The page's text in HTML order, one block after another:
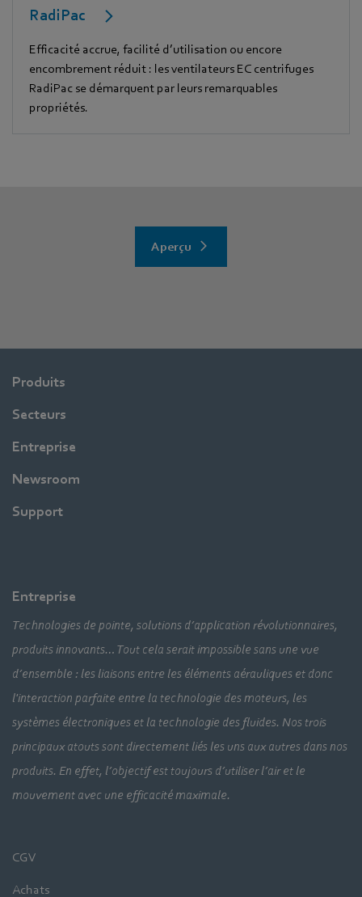
RadiPac
Efficacité accrue, facilité d’utilisation ou encore
encombrement réduit : les ventilateurs EC centrifuges
RadiPac se démarquent par leurs remarquables
propriétés.
Aperçu
Produits
Secteurs
Entreprise
Newsroom
Support
Entreprise
Technologies de pointe, solutions d’application révolutionnaires,
produits innovants… Tout cela serait impossible sans une vue
d’ensemble : les liaisons entre les éléments aérauliques et donc
l'interaction parfaite entre la technologie des moteurs, les
systèmes électroniques et la technologie des fluides. Nos trois
principaux atouts sont directement liés les uns aux autres dans nos
produits. En effet, l’objectif est toujours d’utiliser l’air et le
mouvement avec une efficacité maximale.
CGV
Achats